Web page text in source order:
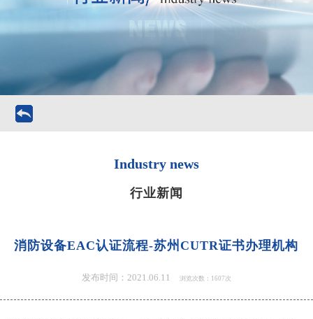
Industry news
行业新闻
消防设备EAC认证流程-苏州CUTR证书办理机构
发布时间：2021.06.11 浏览次数：1607次